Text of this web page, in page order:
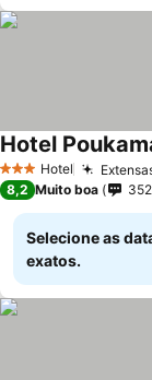
3 EstrelasHotel
Hotel
8,2 Muito boa 352
Selecione as
exatos.